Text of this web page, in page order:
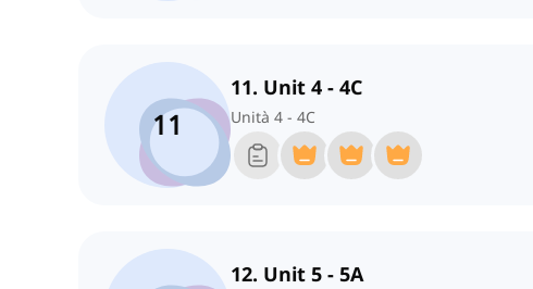
11
11. Unit 4 - 4C
Unità 4 - 4C
12. Unit 5 - 5A